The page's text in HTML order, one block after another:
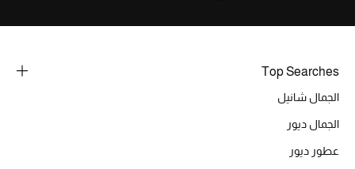
Top Searches
الجمال شانيل
الجمال ديور
عطور ديور